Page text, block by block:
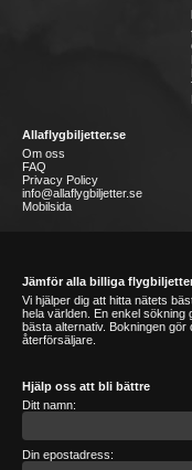
Allaflygbiljetter.se
Om oss
FAQ
Privacy Policy
info@allaflygbiljetter.se
Mobilsida
Jämför alla billiga
Vi hjälper dig att hitta nätets
hela världen. En enkel sökning
bästa alternativ. Bokningen
återförsäljare.
Hjälp oss att bli bättre
Ditt namn:
Din epostadress: